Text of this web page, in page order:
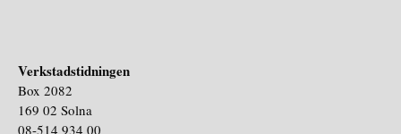
Verkstadstidningen
Box 2082
169 02 Solna
08-514 934 00